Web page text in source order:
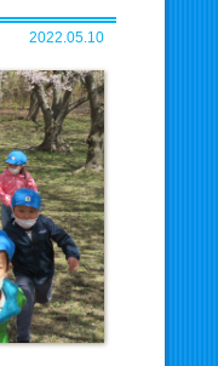
2022.05.10